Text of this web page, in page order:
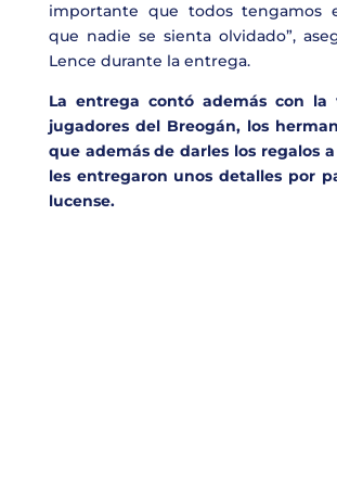
importante que todos tengamos
que nadie se sienta olvidado”,
Lence durante la entrega.
La entrega contó además con la
jugadores del Breogán, los
que además de darles los regalos
les entregaron unos detalles por
lucense.